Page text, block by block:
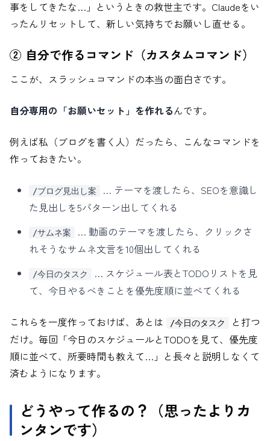
事をしてきたな…」というときの救世主です。Claudeをい
ったんリセットして、新しい気持ちでお願いし直せる。
② 自分で作るコマンド（カスタムコマンド）
ここが、スラッシュコマンドの本当の面白さです。
自分専用の「お願いセット」を作れるんです。
例えば私（ブログを書く人）だったら、こんなコマンドを
作っておきたい。
/ブログ見出し案
… テーマを渡したら、SEOを意識し
た見出しを5パターン出してくれる
/サムネ案
… 動画のテーマを渡したら、クリックさ
れそうなサムネ文言を10個出してくれる
/今日のタスク
… スケジュール表とTODOリストを見
て、今日やるべきことを優先度順に並べてくれる
これらを一度作っておけば、あとは /今日のタスク
と打つ
だけ。毎回「今日のスケジュールとTODOを見て、優先度
順に並べて、所要時間も教えて…」と長々と説明しなくて
済むようになります。
どうやって作るの？（思ったよりカ
ンタンです）